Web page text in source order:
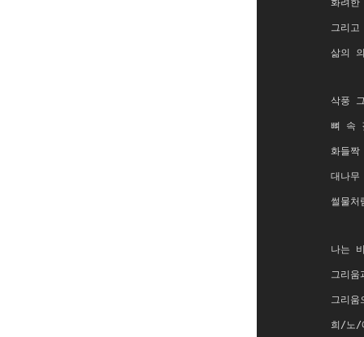
화려한
그리
삶의
삭풍
뼈 속
화들짝
대나
썰물
나는
그리
그리움
희/노/